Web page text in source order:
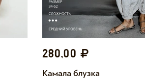
280,00
Камала блузка